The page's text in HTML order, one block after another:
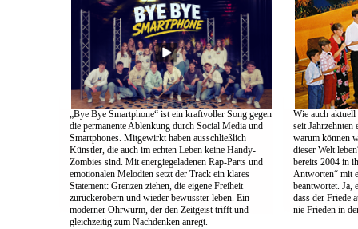
„Bye Bye Smartphone“ ist ein kraftvoller Song gegen
die permanente Ablenkung durch Social Media und
Smartphones. Mitgewirkt haben ausschließlich
Künstler, die auch im echten Leben keine Handy-
Zombies sind. Mit energiegeladenen Rap-Parts und
emotionalen Melodien setzt der Track ein klares
Statement: Grenzen ziehen, die eigene Freiheit
zurückerobern und wieder bewusster leben. Ein
moderner Ohrwurm, der den Zeitgeist trifft und
gleichzeitig zum Nachdenken anregt.
Wie auch
seit Jahrzehnten
warum können
dieser Welt
bereits 2004 in
Antworten“ mit
beantwortet. Ja,
dass der Friede
nie Frieden in